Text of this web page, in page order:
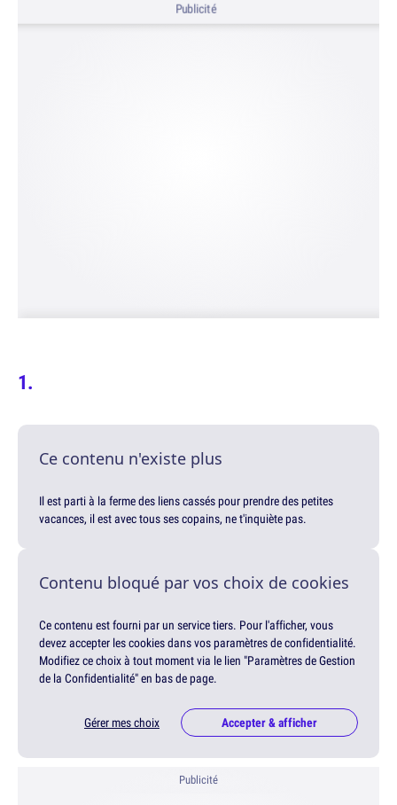
Publicité
Ce contenu n'existe plus
Il est parti à la ferme des liens cassés pour prendre des petites
vacances, il est avec tous ses copains, ne t'inquiète pas.
Contenu bloqué par vos choix de cookies
Ce contenu est fourni par un service tiers. Pour l'afficher, vous
devez accepter les cookies dans vos paramètres de confidentialité.
Modifiez ce choix à tout moment via le lien "Paramètres de Gestion
de la Confidentialité" en bas de page.
Gérer mes choix Accepter & afficher
Publicité